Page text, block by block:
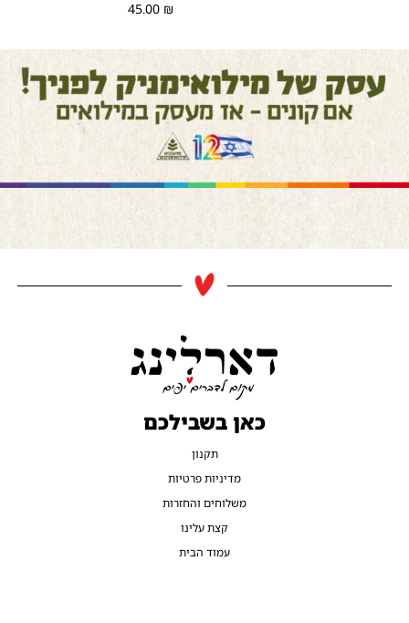
45.00₪
כאן בשבילכם
תקנון
מדיניות פרטיות
משלוחים והחזרות
קצת עלינו
עמוד הבית